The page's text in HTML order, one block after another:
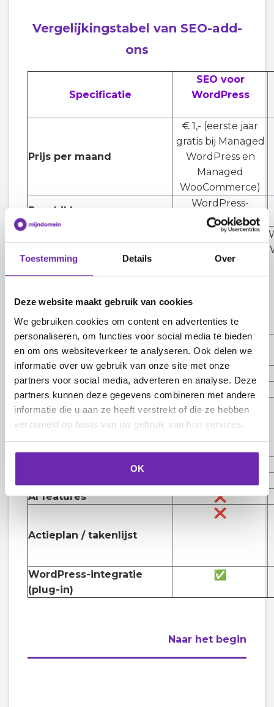
Toestemming Details Over
Deze website maakt gebruik van cookies
We gebruiken cookies om content en advertenties te
personaliseren, om functies voor social media te bieden
en om ons websiteverkeer te analyseren. Ook delen we
informatie over uw gebruik van onze site met onze
partners voor social media, adverteren en analyse. Deze
partners kunnen deze gegevens combineren met andere
informatie die u aan ze heeft verstrekt of die ze hebben
verzameld op basis van uw gebruik van hun services.
OK
Vergelijkingstabel van SEO-add-
ons
Specificatie
SEO voor
WordPress
Prijs per maand
€ 1,- (eerste jaar
gratis bij Managed
WordPress en
Managed
WooCommerce)
Beschikbaar voor
WordPress-
websites
Op pakket
Webhosting Start,
Managed
WordPress,
SEO-score
Maandelijks
Max aantal pagina's
SEO-verkeersanalyse
Zoekwoorden-
monitoring
AI features
Actieplan / takenlijst
WordPress-integratie
(plug-in)
Naar het begin